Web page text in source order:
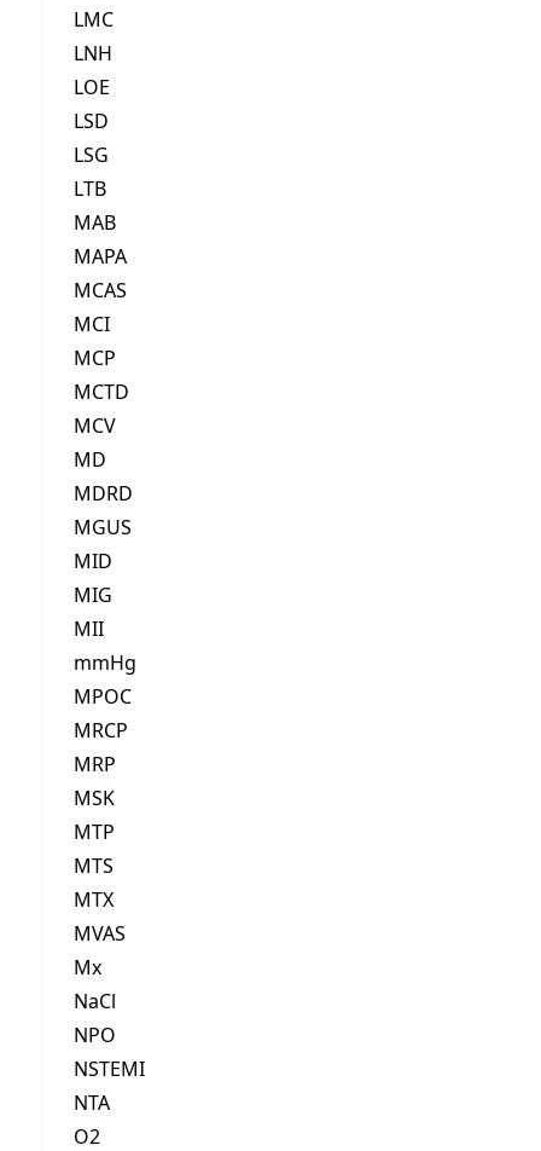
LMC
LNH
LOE
LSD
LSG
LTB
MAB
MAPA
MCAS
MCI
MCP
MCTD
MCV
MD
MDRD
MGUS
MID
MIG
MII
mmHg
MPOC
MRCP
MRP
MSK
MTP
MTS
MTX
MVAS
Mx
NaCl
NPO
NSTEMI
NTA
O2